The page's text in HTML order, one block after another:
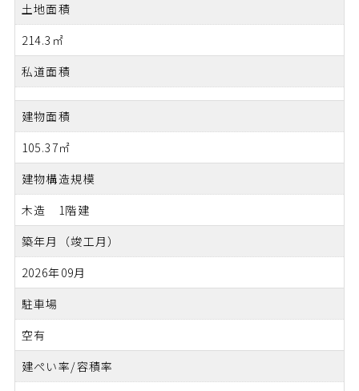
土地面積
214.3㎡
私道面積
建物面積
105.37㎡
建物構造規模
木造 1階建
築年月（竣工月）
2026年09月
駐車場
空有
建ぺい率/容積率